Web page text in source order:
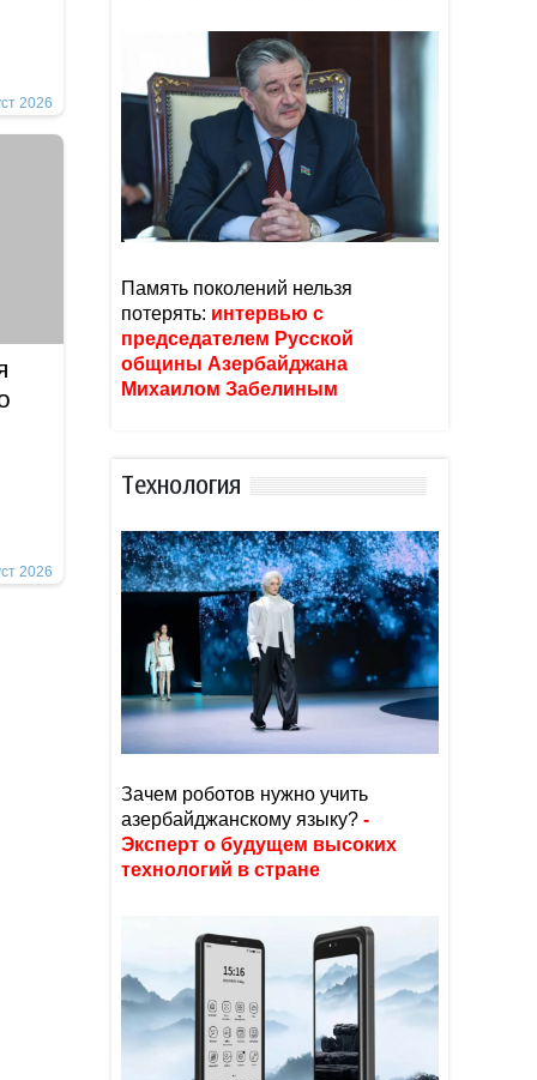
2026
2026
Память поколений нельзя
потерять: интервью с
председателем Русской
общины Азербайджана
Михаилом Забелиным
Тexнoлoгия
Зачем роботов нужно учить
азербайджанскому языку? -
Эксперт о будущем высоких
технологий в стране